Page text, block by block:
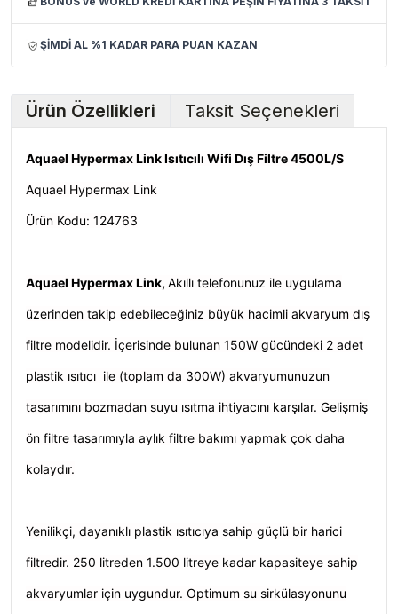
ŞİMDİ AL %1 KADAR PARA PUAN KAZAN
Ürün Özellikleri Taksit Seçenekleri
Aquael Hypermax Link Isıtıcılı Wifi Dış Filtre 4500L/S
Aquael Hypermax Link
Ürün Kodu: 124763
Aquael Hypermax Link, Akıllı telefonunuz ile uygulama
üzerinden takip edebileceğiniz büyük hacimli akvaryum dış
filtre modelidir. İçerisinde bulunan 150W gücündeki 2 adet
plastik ısıtıcı ile (toplam da 300W) akvaryumunuzun
tasarımını bozmadan suyu ısıtma ihtiyacını karşılar. Gelişmiş
ön filtre tasarımıyla aylık filtre bakımı yapmak çok daha
kolaydır.
Yenilikçi, dayanıklı plastik ısıtıcıya sahip güçlü bir harici
filtredir. 250 litreden 1.500 litreye kadar kapasiteye sahip
akvaryumlar için uygundur. Optimum su sirkülasyonunu